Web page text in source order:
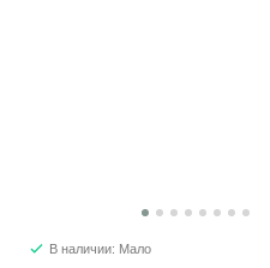
В наличии: Мало